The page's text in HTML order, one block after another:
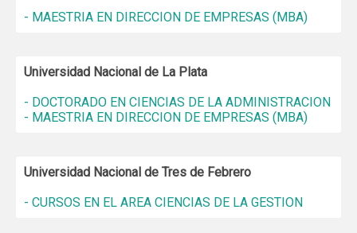
- MAESTRIA EN DIRECCION DE EMPRESAS (MBA)
Universidad Nacional de La Plata
- DOCTORADO EN CIENCIAS DE LA ADMINISTRACION
- MAESTRIA EN DIRECCION DE EMPRESAS (MBA)
Universidad Nacional de Tres de Febrero
- CURSOS EN EL AREA CIENCIAS DE LA GESTION